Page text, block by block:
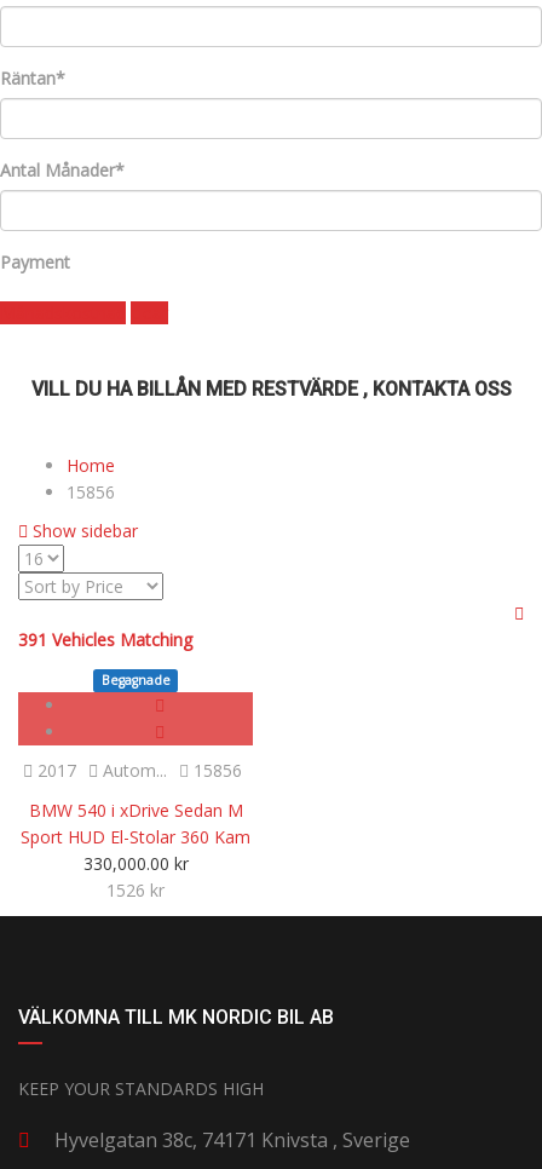
Räntan*
Antal Månader*
Payment
VILL DU HA BILLÅN MED RESTVÄRDE , KONTAKTA OSS
Home
15856
Show sidebar
391 Vehicles Matching
Begagnade
2017 Autom...
15856
BMW 540 i xDrive Sedan M
Sport HUD El-Stolar 360 Kam
330,000.00 kr
1526 kr
VÄLKOMNA TILL MK NORDIC BIL AB
KEEP YOUR STANDARDS HIGH
Hyvelgatan 38c, 74171 Knivsta , Sverige